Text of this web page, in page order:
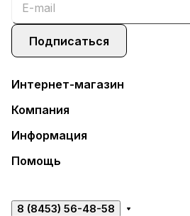
Подписаться
Интернет-магазин
Компания
Информация
Помощь
8 (8453) 56-48-58